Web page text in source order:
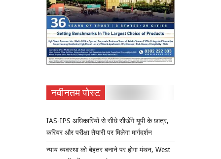
नवीनतम पोस्ट
IAS-IPS अधिकारियों से सीधे सीखेंगे यूपी के छात्र,
करियर और परीक्षा तैयारी पर मिलेगा मार्गदर्शन
न्याय व्यवस्था को बेहतर बनाने पर होगा मंथन, West